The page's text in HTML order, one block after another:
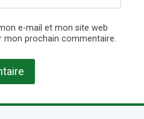
e-mail et mon site web
mon prochain commentaire.